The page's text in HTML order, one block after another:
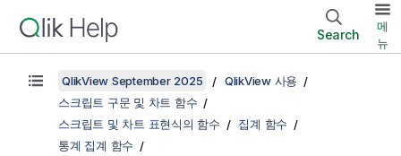
Search
메
뉴
QlikView September 2025
QlikView 사용
스크립트 구문 및 차트 함수
스크립트 및 차트 표현식의 함수
집계 함수
통계 집계 함수